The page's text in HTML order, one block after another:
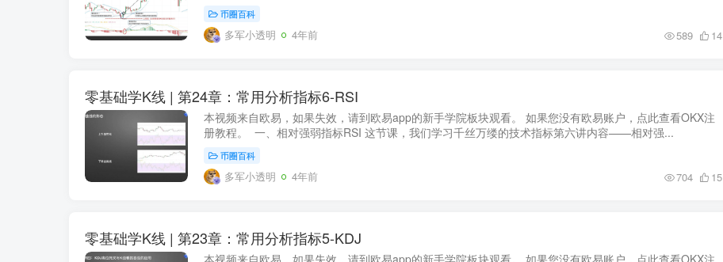
币圈百科
多军小透明 4年前 589 14
零基础学K线 | 第24章：常用分析指标6-RSI
本视频来自欧易，如果失效，请到欧易app的新手学院板块观看。 如果您没有欧易账户，点此查看OKX注
册教程。 一、相对强弱指标RSI 这节课，我们学习千丝万缕的技术指标第六讲内容——相对强...
币圈百科
多军小透明 4年前 704 15
零基础学K线 | 第23章：常用分析指标5-KDJ